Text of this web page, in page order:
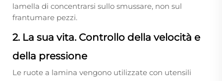
lamella di concentrarsi sullo smussare, non sul
frantumare pezzi.
2. La sua vita. Controllo della velocità e
della pressione
Le ruote a lamina vengono utilizzate con utensili